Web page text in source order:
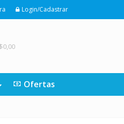
Login/Cadastrar
0,00
Ofertas